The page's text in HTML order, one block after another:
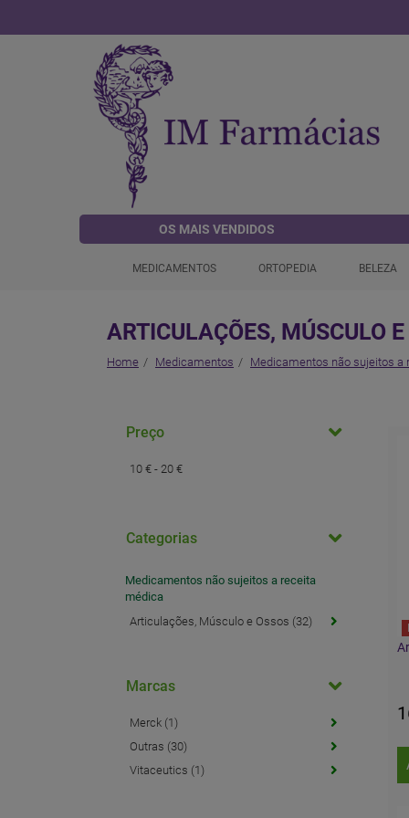
OS MAIS VENDIDOS
MEDICAMENTOS ORTOPEDIA BELEZA
ARTICULAÇÕES, MÚSCULO E
Home Medicamentos Medicamentos não sujeitos a
Preço
10 € - 20 €
Categorias
Medicamentos não sujeitos a receita
médica
Articulações, Músculo e Ossos (32)
Marcas
Merck (1)
Outras (30)
Vitaceutics (1)